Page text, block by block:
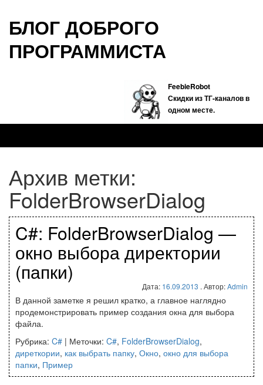
БЛОГ ДОБРОГО
ПРОГРАММИСТА
FeebieRobot
Скидки из ТГ-каналов в
одном месте.
Архив метки:
FolderBrowserDialog
C#: FolderBrowserDialog —
окно выбора директории
(папки)
Дата: 16.09.2013 . Автор:Admin
В данной заметке я решил кратко, а главное наглядно
продемонстрировать пример создания окна для выбора
файла.
Рубрика: C# | Меточки: C#, FolderBrowserDialog,
диреткории, как выбрать папку, Окно, окно для выбора
папки, Пример